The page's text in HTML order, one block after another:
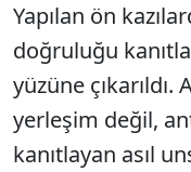
Yapılan ön
doğruluğu
yüzüne çıkarıldı.
yerleşim değil,
kanıtlayan asıl